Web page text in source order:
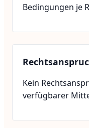
Bedingungen je
Kein
verfügbarer